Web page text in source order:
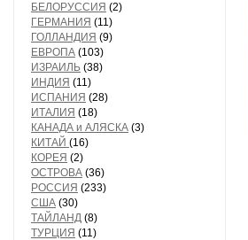
БЕЛОРУССИЯ (2)
ГЕРМАНИЯ (11)
ГОЛЛАНДИЯ (9)
ЕВРОПА (103)
ИЗРАИЛЬ (38)
ИНДИЯ (11)
ИСПАНИЯ (28)
ИТАЛИЯ (18)
КАНАДА и АЛЯСКА (3)
КИТАЙ (16)
КОРЕЯ (2)
ОСТРОВА (36)
РОССИЯ (233)
США (30)
ТАЙЛАНД (8)
ТУРЦИЯ (11)